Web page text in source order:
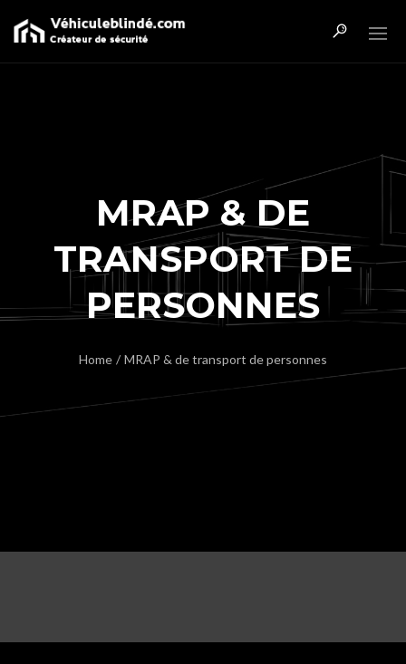
MRAP & DE
TRANSPORT DE
PERSONNES
Home / MRAP & de transport de personnes